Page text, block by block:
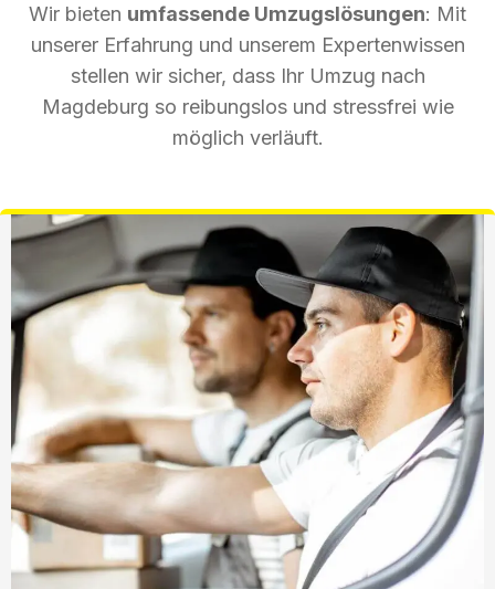
Wir bieten umfassende Umzugslösungen: Mit
unserer Erfahrung und unserem Expertenwissen
stellen wir sicher, dass Ihr Umzug nach
Magdeburg so reibungslos und stressfrei wie
möglich verläuft.